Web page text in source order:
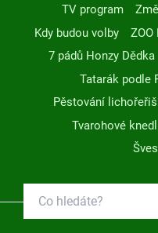
TV program
Kdy budou volby
ZOO
7 pádů Honzy Dědka
Tatarák podle
Pěstování
Tvarohové